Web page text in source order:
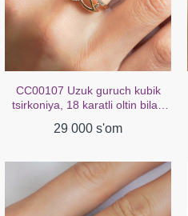
CC00107 Uzuk guruch kubik
tsirkoniya, 18 karatli oltin bilan
29 000 s'om